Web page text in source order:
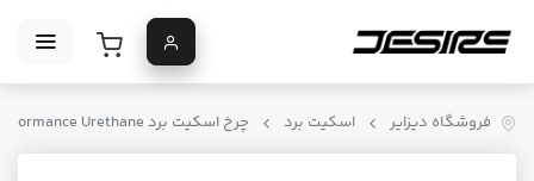
فروشگاه دیزایر اسکیت برد چرخ اسکیت برد Spitfire Formula Four Performance Urethane